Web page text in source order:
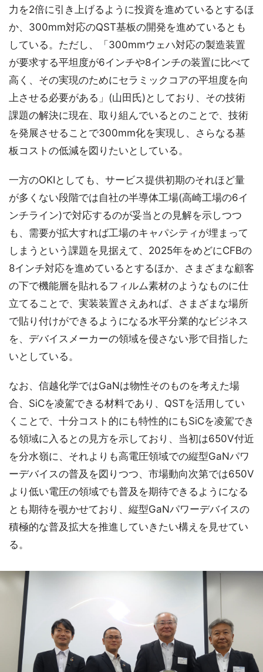
力を2倍に引き上げるように投資を進めているとするほ
か、300mm対応のQST基板の開発を進めているとも
している。ただし、「300mmウェハ対応の製造装置
が要求する平坦度が6インチや8インチの装置に比べて
高く、その実現のためにセラミックコアの平坦度を向
上させる必要がある」(山田氏)としており、その技術
課題の解決に現在、取り組んでいるとのことで、技術
を発展させることで300mm化を実現し、さらなる基
板コストの低減を図りたいとしている。
一方のOKIとしても、サービス提供初期のそれほど量
が多くない段階では自社の半導体工場(高崎工場の6イ
ンチライン)で対応するのが妥当との見解を示しつつ
も、需要が拡大すれば工場のキャパシティが埋まって
しまうという課題を見据えて、2025年をめどにCFBの
8インチ対応を進めているとするほか、さまざまな顧客
の下で機能層を貼れるフィルム素材のようなものに仕
立てることで、実装装置さえあれば、さまざまな場所
で貼り付けができるようになる水平分業的なビジネス
を、デバイスメーカーの領域を侵さない形で目指した
いとしている。
なお、信越化学ではGaNは物性そのものを考えた場
合、SiCを凌駕できる材料であり、QSTを活用してい
くことで、十分コスト的にも特性的にもSiCを凌駕でき
る領域に入るとの見方を示しており、当初は650V付近
を分水嶺に、それよりも高電圧領域での縦型GaNパワ
ーデバイスの普及を図りつつ、市場動向次第では650V
より低い電圧の領域でも普及を期待できるようになる
とも期待を覗かせており、縦型GaNパワーデバイスの
積極的な普及拡大を推進していきたい構えを見せてい
る。